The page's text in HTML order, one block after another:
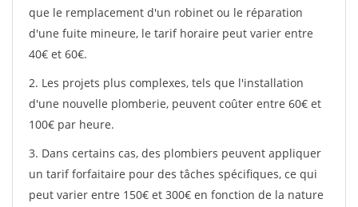
que le remplacement d'un robinet ou le réparation
d'une fuite mineure, le tarif horaire peut varier entre
40€ et 60€.
2. Les projets plus complexes, tels que l'installation
d'une nouvelle plomberie, peuvent coûter entre 60€ et
100€ par heure.
3. Dans certains cas, des plombiers peuvent appliquer
un tarif forfaitaire pour des tâches spécifiques, ce qui
peut varier entre 150€ et 300€ en fonction de la nature